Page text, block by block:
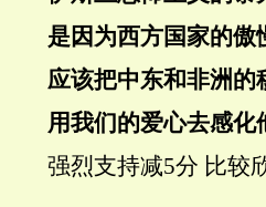
是因为西方国家的傲
应该把中东和非洲的
用我们的爱心去感化
强烈支持减5分 比较